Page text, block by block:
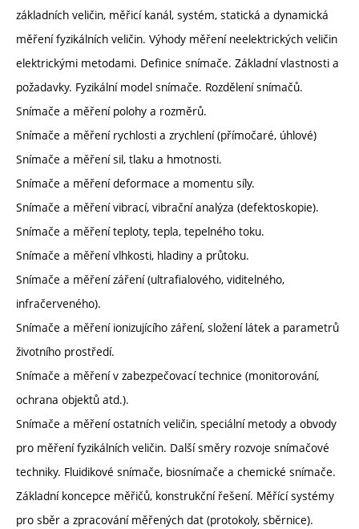
základních veličin, měřicí kanál, systém, statická a dynamická
měření fyzikálních veličin. Výhody měření neelektrických veličin
elektrickými metodami. Definice snímače. Základní vlastnosti a
požadavky. Fyzikální model snímače. Rozdělení snímačů.
Snímače a měření polohy a rozměrů.
Snímače a měření rychlosti a zrychlení (přímočaré, úhlové)
Snímače a měření sil, tlaku a hmotnosti.
Snímače a měření deformace a momentu síly.
Snímače a měření vibrací, vibrační analýza (defektoskopie).
Snímače a měření teploty, tepla, tepelného toku.
Snímače a měření vlhkosti, hladiny a průtoku.
Snímače a měření záření (ultrafialového, viditelného,
infračerveného).
Snímače a měření ionizujícího záření, složení látek a parametrů
životního prostředí.
Snímače a měření v zabezpečovací technice (monitorování,
ochrana objektů atd.).
Snímače a měření ostatních veličin, speciální metody a obvody
pro měření fyzikálních veličin. Další směry rozvoje snímačové
techniky. Fluidikové snímače, biosnímače a chemické snímače.
Základní koncepce měřičů, konstrukční řešení. Měřící systémy
pro sběr a zpracování měřených dat (protokoly, sběrnice).